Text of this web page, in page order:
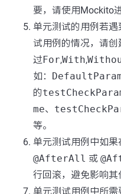
要，请使用Mockito
单元测试的用例若
试用例的情况，请
过For,With,
如：
的
me、
等。
单元测试用例中如
@AfterAll 或
行回滚，避免影响其
单元测试用例中所